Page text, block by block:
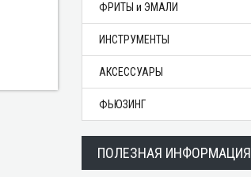
ФРИТЫ и ЭМАЛИ
ИНСТРУМЕНТЫ
АКСЕССУАРЫ
ФЬЮЗИНГ
ПОЛЕЗНАЯ ИНФОРМАЦИЯ